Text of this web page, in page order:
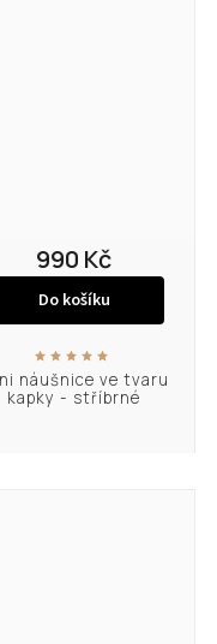
náušnice ve tvaru
kapky - stříbrné
990 Kč
Do košíku